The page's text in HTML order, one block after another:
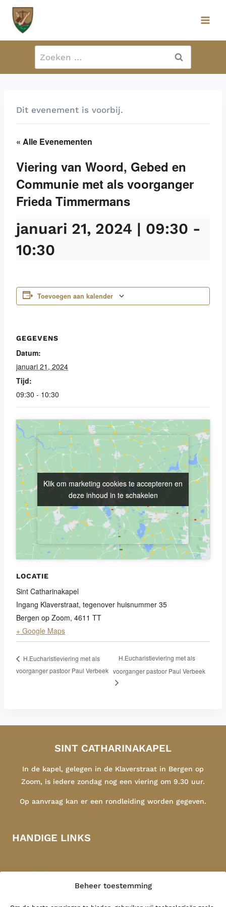
Beheer toestemming
Doorgaan
naar
Zoeken
naar:
Dit evenement is voorbij.
« Alle Evenementen
Viering van Woord, Gebed en
Communie met als voorganger
Frieda Timmermans
januari 21, 2024 | 09:30 -
10:30
Toevoegen aan kalender
GEGEVENS
Datum:
januari 21, 2024
Tijd:
09:30 - 10:30
LOCATIE
Sint Catharinakapel
Ingang Klaverstraat, tegenover huisnummer 35
Bergen op Zoom, 4611 TT
+ Google Maps
Klik om marketing cookies te accepteren en
deze inhoud in te schakelen
Klik om marketing cookies te accepteren en
deze inhoud in te schakelen
H.Eucharistieviering met als
voorganger pastoor Paul Verbeek
H.Eucharistieviering met als
voorganger pastoor Paul Verbeek
SINT CATHARINAKAPEL
In de kapel, gelegen in de Klaverstraat in Bergen op
Zoom, is iedere zondag nog een viering om 9.30 uur.
Op aanvraag kan er een rondleiding worden gegeven.
HANDIGE LINKS
Congregatie